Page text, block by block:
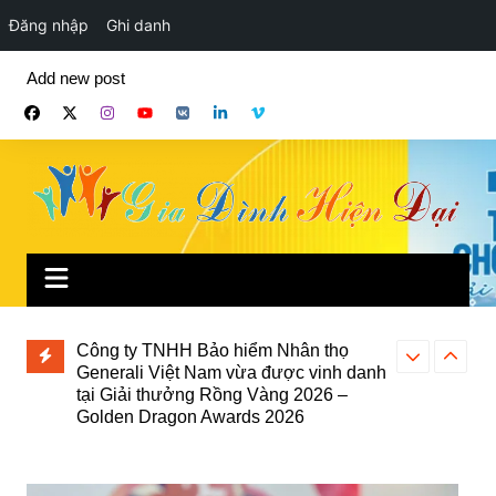
Đăng nhập Ghi danh
phần
Add new post
danh
Công ty TNHH Bảo hiểm Nhân thọ
Generali Việt Nam vừa được vinh danh
tại Giải thưởng Rồng Vàng 2026 –
Golden Dragon Awards 2026
Lần đầu tiên